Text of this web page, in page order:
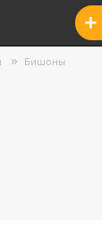
+
Бишоны